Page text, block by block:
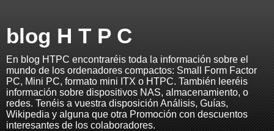
blog H T P C
En blog HTPC encontraréis toda la información sobre el
mundo de los ordenadores compactos: Small Form Factor
PC, Mini PC, formato mini ITX o HTPC. También leeréis
información sobre dispositivos NAS, almacenamiento, o
redes. Tenéis a vuestra disposición Análisis, Guías,
Wikipedia y alguna que otra Promoción con descuentos
interesantes de los colaboradores.